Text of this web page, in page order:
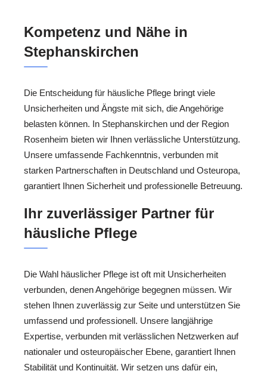
Kompetenz und Nähe in
Stephanskirchen
Die Entscheidung für häusliche Pflege bringt viele
Unsicherheiten und Ängste mit sich, die Angehörige
belasten können. In Stephanskirchen und der Region
Rosenheim bieten wir Ihnen verlässliche Unterstützung.
Unsere umfassende Fachkenntnis, verbunden mit
starken Partnerschaften in Deutschland und Osteuropa,
garantiert Ihnen Sicherheit und professionelle Betreuung.
Ihr zuverlässiger Partner für
häusliche Pflege
Die Wahl häuslicher Pflege ist oft mit Unsicherheiten
verbunden, denen Angehörige begegnen müssen. Wir
stehen Ihnen zuverlässig zur Seite und unterstützen Sie
umfassend und professionell. Unsere langjährige
Expertise, verbunden mit verlässlichen Netzwerken auf
nationaler und osteuropäischer Ebene, garantiert Ihnen
Stabilität und Kontinuität. Wir setzen uns dafür ein,